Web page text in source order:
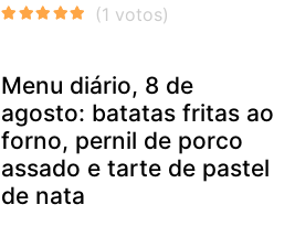
Menu diário, 8 de
agosto: batatas fritas ao
forno, pernil de porco
assado e tarte de pastel
de nata